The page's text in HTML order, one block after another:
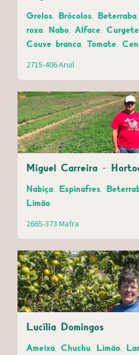
Grelos, Brócolos,
roxa, Nabo, Alface,
Couve branca, Tomate,
2715-406 Aruil
Miguel Carreira -
Nabiça, Espinafres,
Limão
2665-373 Mafra
Lucília Domingos
Ameixa, Chuchu, Limão,